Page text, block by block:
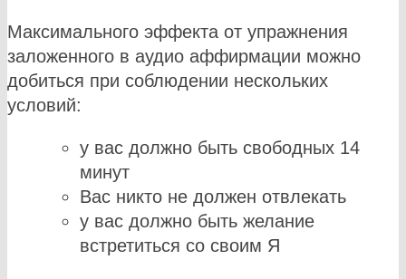
Максимального эффекта от упражнения
заложенного в аудио аффирмации можно
добиться при соблюдении нескольких
условий:
у вас должно быть свободных 14
минут
Вас никто не должен отвлекать
у вас должно быть желание
встретиться со своим Я